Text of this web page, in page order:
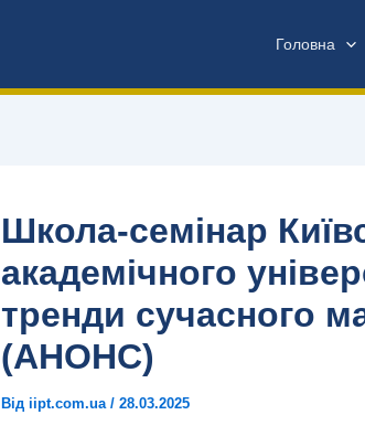
Головна
Школа-семінар
академічного
тренди сучасного
(АНОНС)
Від iipt.com.ua / 28.03.2025